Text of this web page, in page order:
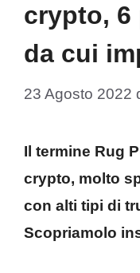
crypto, 6
da cui
23 Agosto 2022
Il termine Rug
crypto, molto
con alti tipi di
Scopriamolo